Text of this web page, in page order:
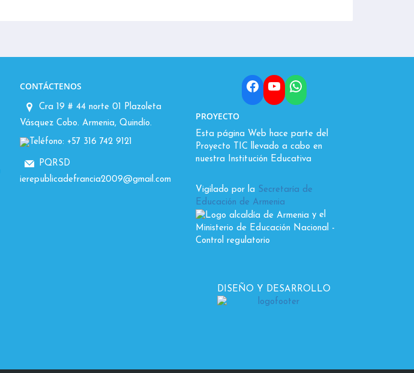
CONTÁCTENOS
Cra 19 # 44 norte 01 Plazoleta
Vásquez Cobo. Armenia, Quindío.
Teléfono: +57 316 742 9121
PQRSD
ierepublicadefrancia2009@gmail.com
Facebook
YouTubeWhatsApp
PROYECTO
Esta página Web hace parte del
Proyecto TIC llevado a cabo en
nuestra Institución Educativa
Vigilado por la Secretaría de
Educación de Armenia
y el
Ministerio de Educación Nacional -
Control regulatorio
DISEÑO Y DESARROLLO